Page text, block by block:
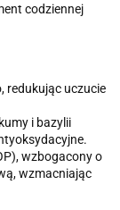
codziennej
redukując uczucie
i bazylii
wzbogacony o
wzmacniając